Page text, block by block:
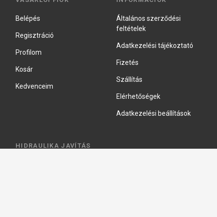
Belépés
Regisztráció
Profilom
Kosár
Kedvenceim
Általános szerződési
feltételek
Adatkezelési tájékoztató
Fizetés
Szállítás
Elérhetőségek
Adatkezelési beállítások
HIDRAULIKA JAVÍTÁS